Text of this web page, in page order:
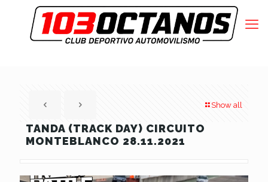
Show all
TANDA (TRACK DAY) CIRCUITO
MONTEBLANCO 28.11.2021